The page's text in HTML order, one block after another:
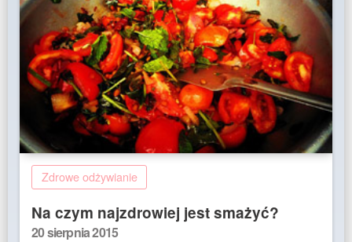
Zdrowe odżywianie
Na czym najzdrowiej jest smażyć?
Posted
20 sierpnia 2015